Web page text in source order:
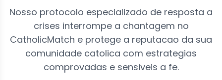
Nosso protocolo especializado de resposta a
crises interrompe a chantagem no
CatholicMatch e protege a reputacao da sua
comunidade catolica com estrategias
comprovadas e sensiveis a fe.